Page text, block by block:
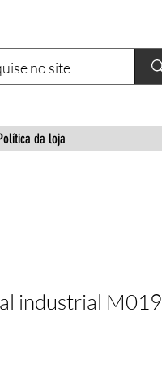
da loja
industrial M019